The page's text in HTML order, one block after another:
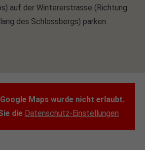
auf der Wintererstrasse (Richtung
des Schlossbergs) parken.
Maps wurde nicht erlaubt.
die Datenschutz-Einstellungen